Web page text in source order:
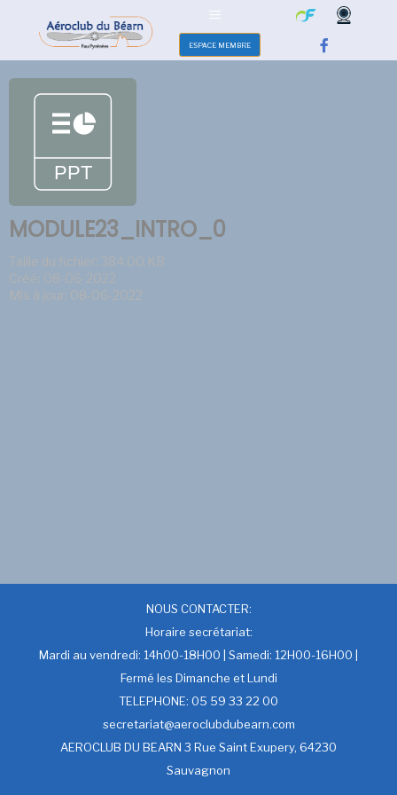
ESPACE MEMBRE
MODULE23_INTRO_0
Taille du fichier: 384.00 KB
Créé: 08-06-2022
Mis à jour: 08-06-2022
NOUS CONTACTER:
Horaire secrétariat:
Mardi au vendredi: 14h00-18H00 | Samedi: 12H00-16H00 |
Fermé les Dimanche et Lundi
TELEPHONE: 05 59 33 22 00
secretariat@aeroclubdubearn.com
AEROCLUB DU BEARN 3 Rue Saint Exupery, 64230
Sauvagnon